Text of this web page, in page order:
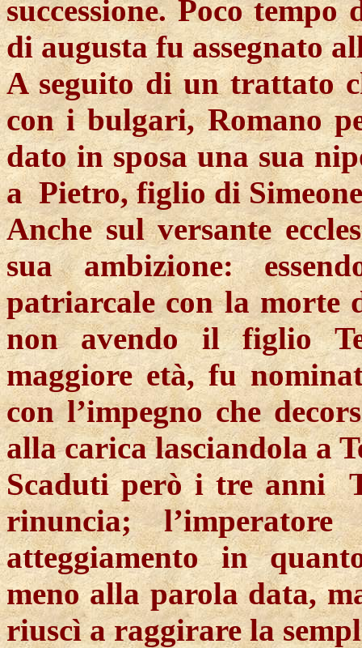
successione. Poco
di augusta fu assegnato
A seguito di un trattato
con i bulgari, Romano
dato in sposa una sua
a Pietro, figlio di
Anche sul versante
sua ambizione:
patriarcale con la morte
non avendo il figlio
maggiore età, fu
con l’impegno che
alla carica lasciandola a
Scaduti però i treanni
rinuncia;
atteggiamento in
meno alla parola data,
riuscì a raggirare la